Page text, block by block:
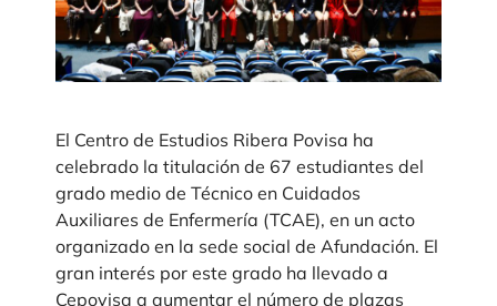
El Centro de Estudios Ribera Povisa ha
celebrado la titulación de 67 estudiantes del
grado medio de Técnico en Cuidados
Auxiliares de Enfermería (TCAE), en un acto
organizado en la sede social de Afundación. El
gran interés por este grado ha llevado a
Cepovisa a aumentar el número de plazas